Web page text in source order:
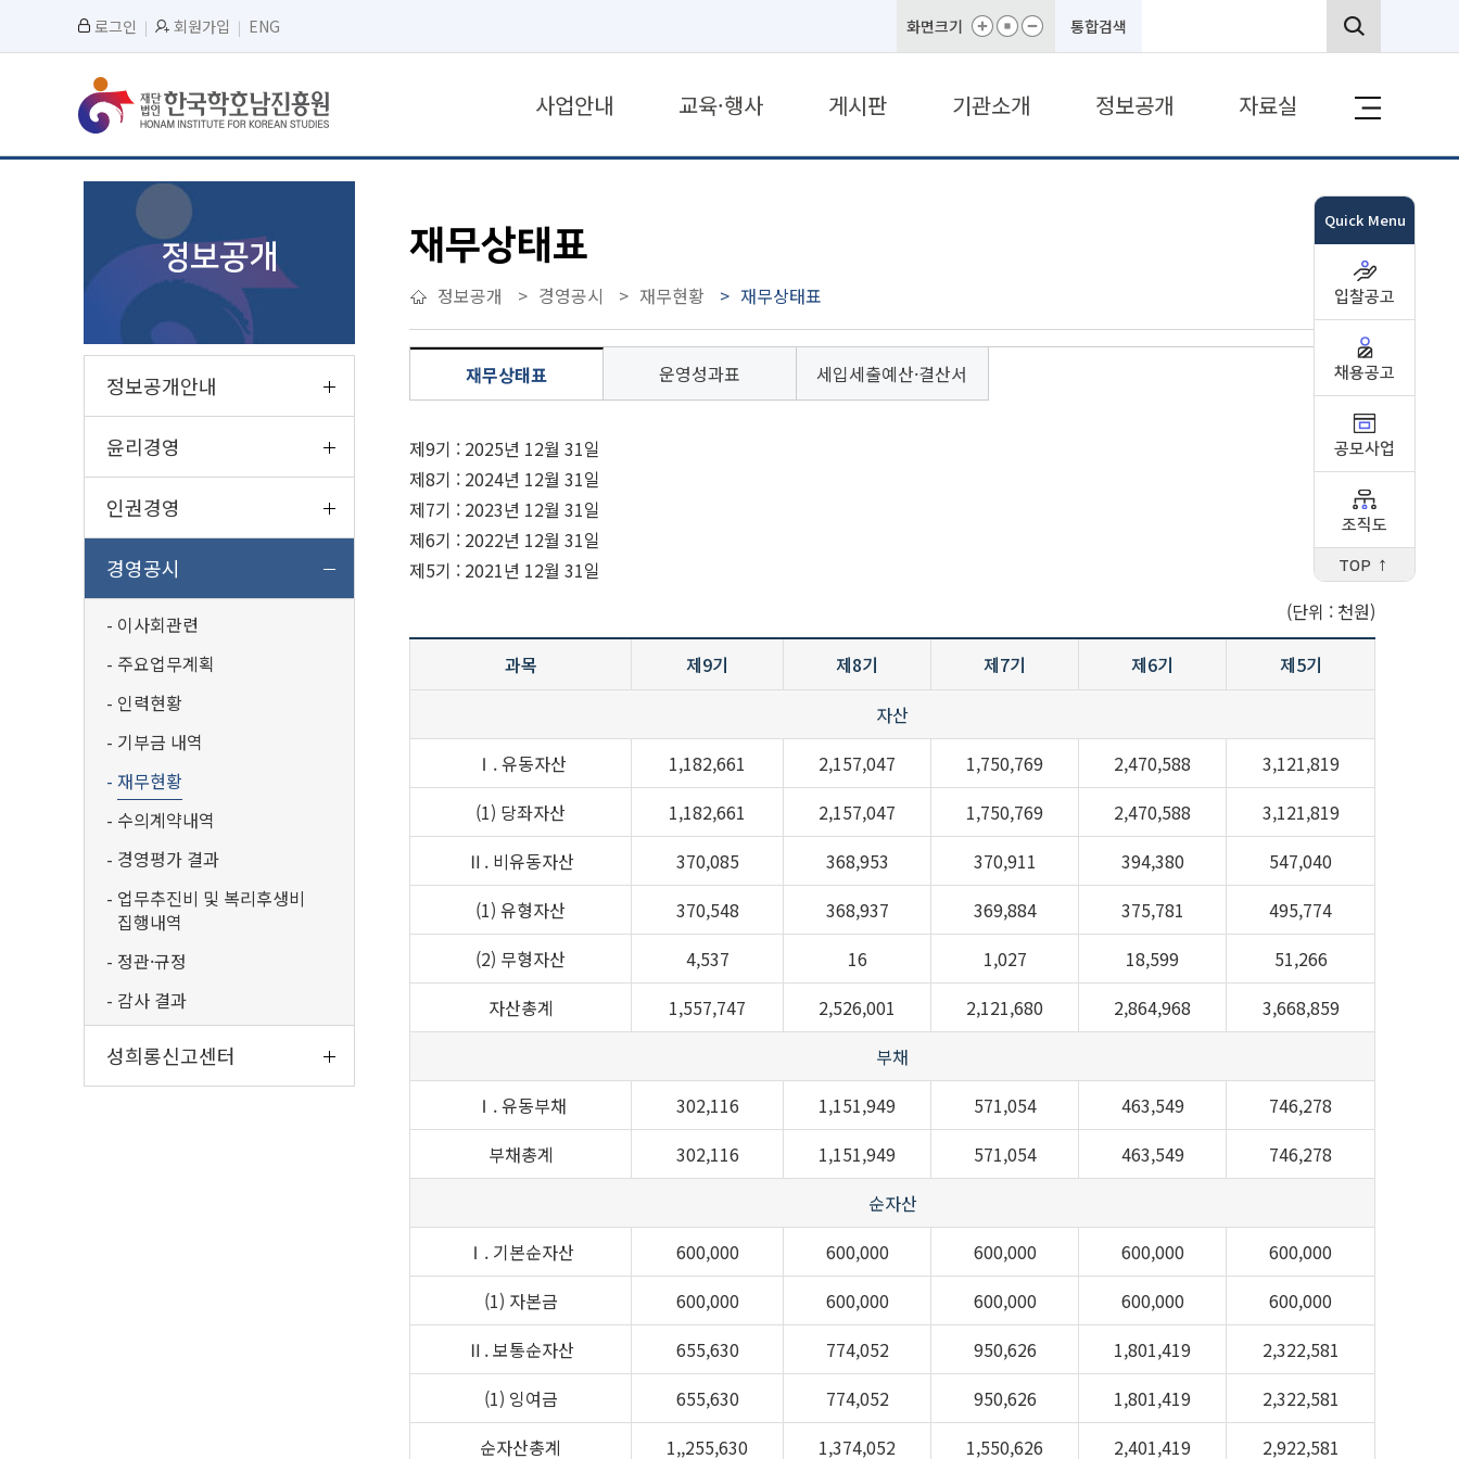
로그인 회원가입 ENG 화면크기 통합검색
사업안내 교육·행사 게시판 기관소개 정보공개 자료실
정보공개
정보공개안내
윤리경영
인권경영
경영공시
이사회관련
주요업무계획
인력현황
기부금 내역
재무현황
수의계약내역
경영평가 결과
업무추진비 및 복리후생비
집행내역
정관·규정
감사 결과
성희롱신고센터
재무상태표
정보공개 경영공시 재무현황 재무상태표
재무상태표 운영성과표 세입세출예산·결산서
제9기 : 2025년 12월 31일
제8기 : 2024년 12월 31일
제7기 : 2023년 12월 31일
제6기 : 2022년 12월 31일
제5기 : 2021년 12월 31일
(단위 : 천원)
과목 제9기 제8기 제7기 제6기
제5기
자산
Ⅰ. 유동자산
1,182,661 2,157,047 1,750,769 2,470,588
3,121,819
(1) 당좌자산
1,182,661 2,157,047 1,750,769 2,470,588
3,121,819
Ⅱ. 비유동자산
370,085 368,953 370,911 394,380
547,040
(1) 유형자산
370,548 368,937 369,884 375,781
495,774
(2) 무형자산
4,537 16 1,027 18,599
51,266
자산총계
1,557,747 2,526,001 2,121,680 2,864,968
3,668,859
부채
Ⅰ. 유동부채
302,116 1,151,949 571,054 463,549
746,278
부채총계
302,116 1,151,949 571,054 463,549
746,278
순자산
Ⅰ. 기본순자산
600,000 600,000 600,000 600,000
600,000
(1) 자본금
600,000 600,000 600,000 600,000
600,000
Ⅱ. 보통순자산
655,630 774,052 950,626 1,801,419
2,322,581
(1) 잉여금
655,630 774,052 950,626 1,801,419
2,322,581
순자산총계
1,,255,630 1,374,052 1,550,626 2,401,419 2,922,581
Quick Menu
입찰공고
채용공고
공모사업
조직도
TOP ↑